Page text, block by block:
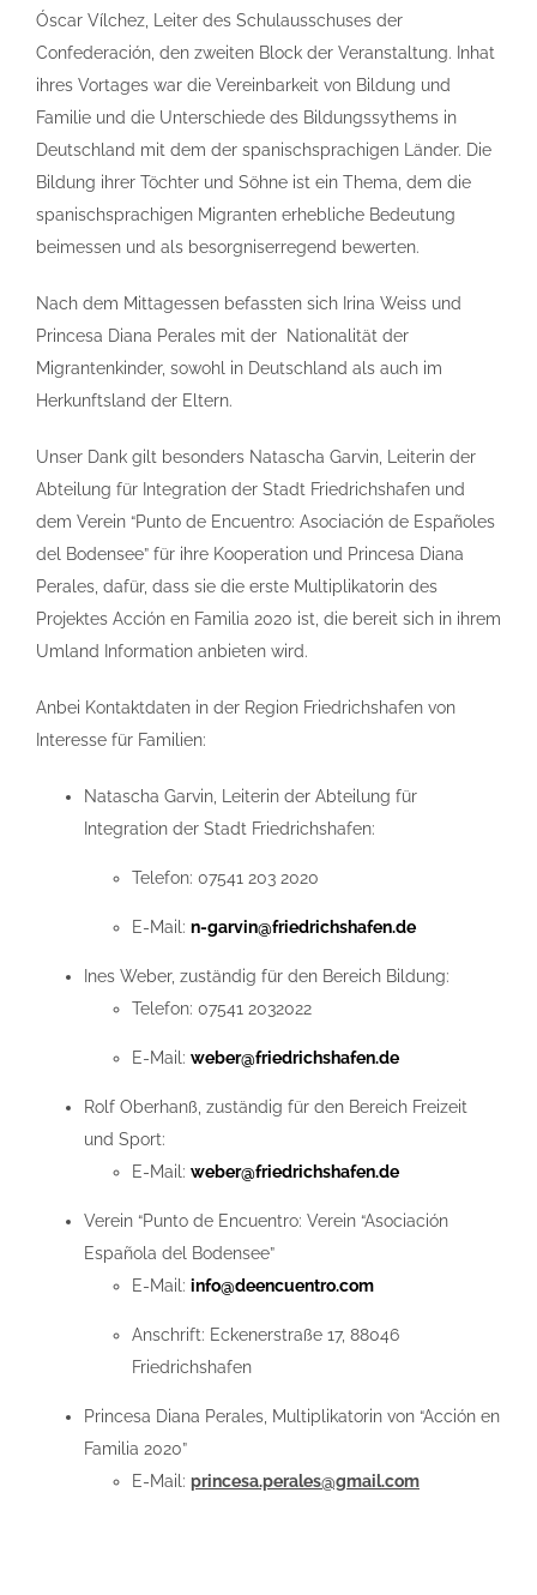
Óscar Vílchez, Leiter des Schulausschuses der
Confederación, den zweiten Block der Veranstaltung. Inhat
ihres Vortages war die Vereinbarkeit von Bildung und
Familie und die Unterschiede des Bildungssythems in
Deutschland mit dem der spanischsprachigen Länder. Die
Bildung ihrer Töchter und Söhne ist ein Thema, dem die
spanischsprachigen Migranten erhebliche Bedeutung
beimessen und als besorgniserregend bewerten.
Nach dem Mittagessen befassten sich Irina Weiss und
Princesa Diana Perales mit der Nationalität der
Migrantenkinder, sowohl in Deutschland als auch im
Herkunftsland der Eltern.
Unser Dank gilt besonders Natascha Garvin, Leiterin der
Abteilung für Integration der Stadt Friedrichshafen und
dem Verein “Punto de Encuentro: Asociación de Españoles
del Bodensee” für ihre Kooperation und Princesa Diana
Perales, dafür, dass sie die erste Multiplikatorin des
Projektes Acción en Familia 2020 ist, die bereit sich in ihrem
Umland Information anbieten wird.
Anbei Kontaktdaten in der Region Friedrichshafen von
Interesse für Familien:
Natascha Garvin, Leiterin der Abteilung für
Integration der Stadt Friedrichshafen:
Telefon: 07541 203 2020
E-Mail: n-garvin@friedrichshafen.de
Ines Weber, zuständig für den Bereich Bildung:
Telefon: 07541 2032022
E-Mail: weber@friedrichshafen.de
Rolf Oberhanß, zuständig für den Bereich Freizeit
und Sport:
E-Mail: weber@friedrichshafen.de
Verein “Punto de Encuentro: Verein “Asociación
Española del Bodensee”
E-Mail: info@deencuentro.com
Anschrift: Eckenerstraße 17, 88046
Friedrichshafen
Princesa Diana Perales, Multiplikatorin von “Acción en
Familia 2020”
E-Mail: princesa.perales@gmail.com